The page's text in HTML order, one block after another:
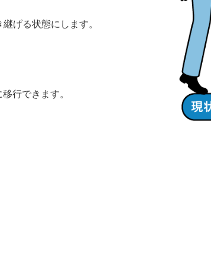
げる状態にします。
行できます。